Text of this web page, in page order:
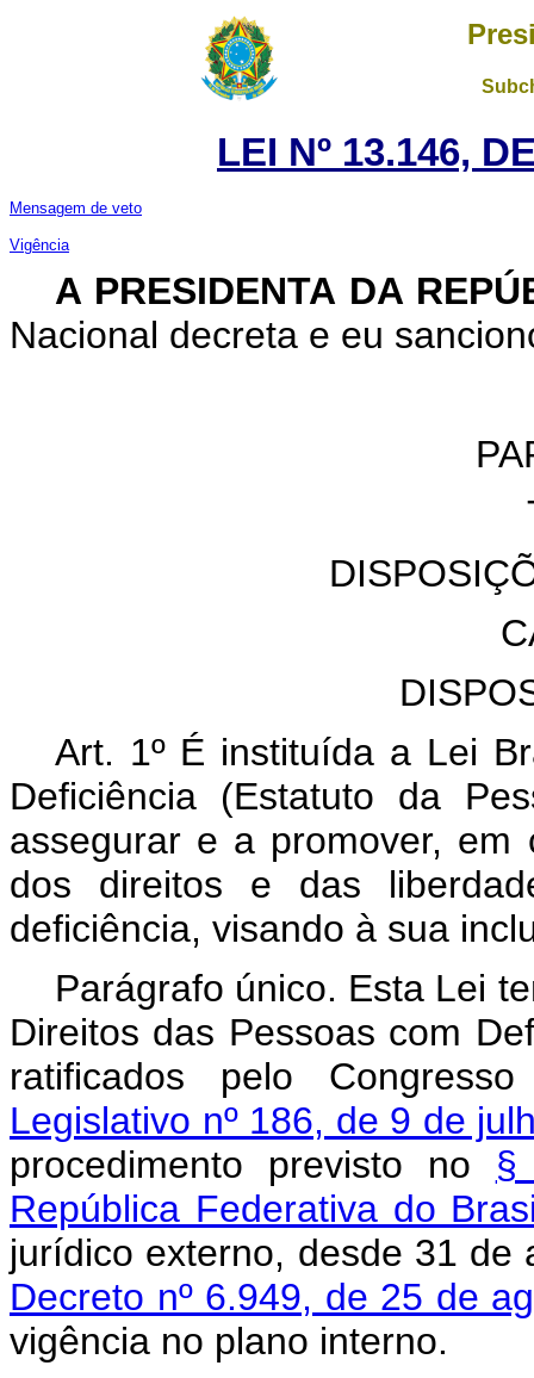
LEI Nº 13.146,
Mensagem de veto
Vigência
A PRESIDENTA DA
Nacional decreta e eu
Art. 1º É instituída a Lei
Deficiência (Estatuto da
assegurar e a promover, em
dos direitos e das
deficiência, visando à sua
Parágrafo único. Esta Lei
Direitos das Pessoas com
ratificados pelo
Legislativo nº 186, de 9 de
procedimento previsto no §
República Federativa do
jurídico externo, desde 31 de
Decreto nº 6.949, de 25 de
vigência no plano interno.